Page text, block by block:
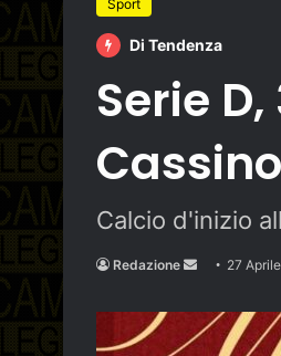
Sport
Di Tendenza
Serie
Cassino
Calcio d'inizio
Redazione
Send
email
27